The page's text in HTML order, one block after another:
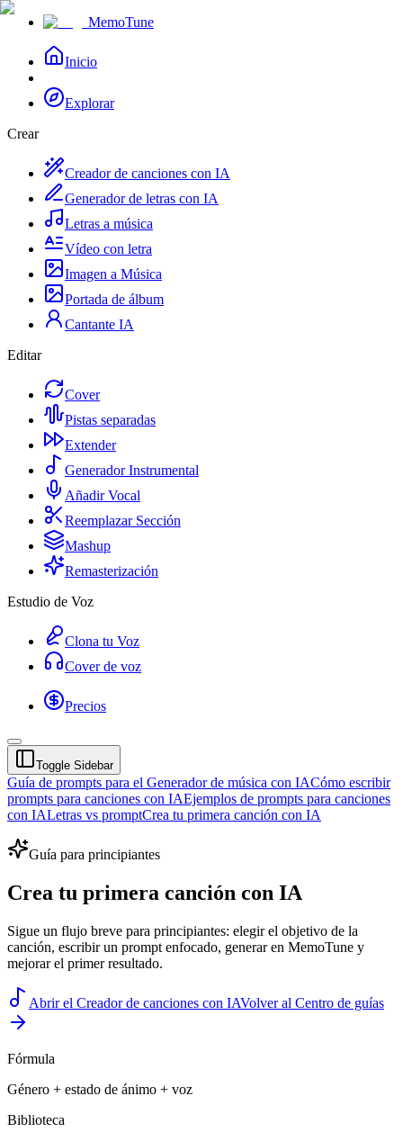
MemoTune
Inicio
Explorar
Crear
Creador de canciones con IA
Generador de letras con IA
Letras a música
Vídeo con letra
Imagen a Música
Portada de álbum
Cantante IA
Editar
Cover
Pistas separadas
Extender
Generador Instrumental
Añadir Vocal
Reemplazar Sección
Mashup
Remasterización
Estudio de Voz
Clona tu Voz
Cover de voz
Precios
Toggle Sidebar
Guía de prompts para el Generador de música con IACómo escribir
prompts para canciones con IAEjemplos de prompts para canciones
con IALetras vs promptCrea tu primera canción con IA
Guía para principiantes
Crea tu primera canción con IA
Sigue un flujo breve para principiantes: elegir el objetivo de la
canción, escribir un prompt enfocado, generar en MemoTune y
mejorar el primer resultado.
Abrir el Creador de canciones con IAVolver al Centro de guías
Fórmula
Género + estado de ánimo + voz
Biblioteca